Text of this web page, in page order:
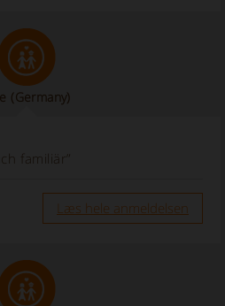
(Germany)
familiär”
Læs hele anmeldelsen